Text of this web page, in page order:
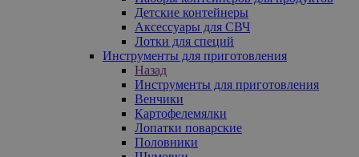
Детские контейнеры
Аксессуары для СВЧ
Лотки для специй
Инструменты для приготовления
Назад
Инструменты для приготовления
Венчики
Картофелемялки
Лопатки поварские
Половники